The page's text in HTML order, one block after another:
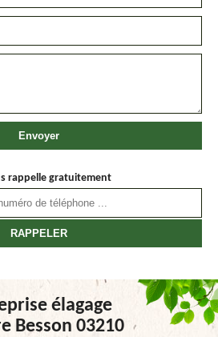
rappelle gratuitement
élagage
Besson 03210